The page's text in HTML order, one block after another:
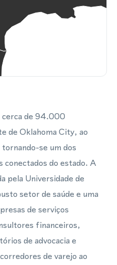
cerca de 94.000
de Oklahoma City, ao
se um dos
conectados do estado. A
pela Universidade de
setor de saúde e uma
de serviços
financeiros,
de advocacia e
de varejo ao